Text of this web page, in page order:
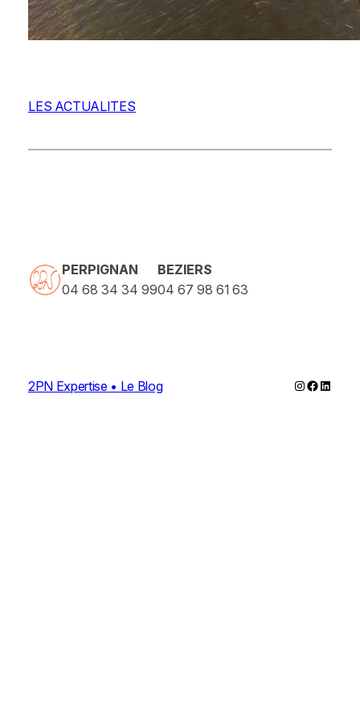
LES ACTUALITES
PERPIGNAN
04 68 34 34 99
BEZIERS
04 67 98 61 63
2PN Expertise • Le Blog Instagram